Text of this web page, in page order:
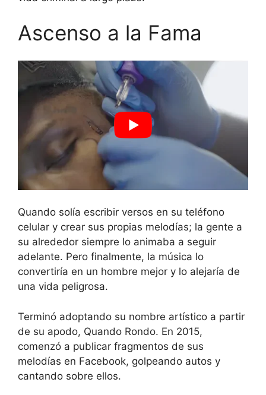
Ascenso a la Fama
Quando solía escribir versos en su teléfono
celular y crear sus propias melodías; la gente a
su alrededor siempre lo animaba a seguir
adelante. Pero finalmente, la música lo
convertiría en un hombre mejor y lo alejaría de
una vida peligrosa.
Terminó adoptando su nombre artístico a partir
de su apodo, Quando Rondo. En 2015,
comenzó a publicar fragmentos de sus
melodías en Facebook, golpeando autos y
cantando sobre ellos.